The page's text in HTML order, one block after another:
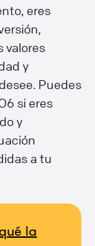
eres
valores
y
Puedes
si eres
y
a tu
la